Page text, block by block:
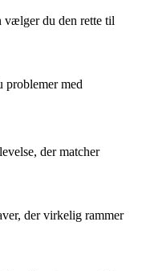
vælger du den rette til
problemer med
der matcher
der virkelig rammer